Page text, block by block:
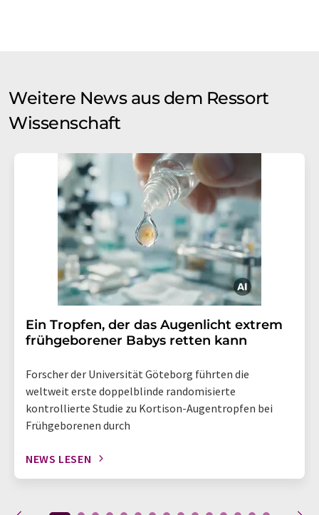
Weitere News aus dem Ressort
Wissenschaft
Ein Tropfen, der das Augenlicht extrem
frühgeborener Babys retten kann
Forscher der Universität Göteborg führten die
weltweit erste doppelblinde randomisierte
kontrollierte Studie zu Kortison-Augentropfen bei
Frühgeborenen durch
NEWS LESEN